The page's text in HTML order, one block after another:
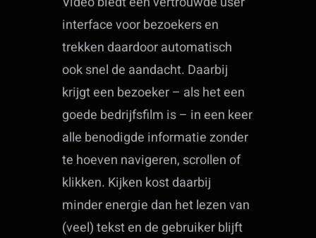
interface voor bezoekers en
trekken daardoor automatisch
ook snel de aandacht. Daarbij
krijgt een bezoeker – als het een
goede bedrijfsfilm is – in een keer
alle benodigde informatie zonder
te hoeven navigeren, scrollen of
klikken. Kijken kost daarbij
minder energie dan het lezen van
(veel) tekst en de gebruiker blijft